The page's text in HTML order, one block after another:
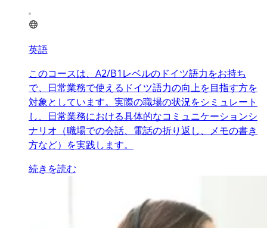
英語
このコースは、A2/B1レベルのドイツ語力をお持ち
で、日常業務で使えるドイツ語力の向上を目指す方を
対象としています。実際の職場の状況をシミュレート
し、日常業務における具体的なコミュニケーションシ
ナリオ（職場での会話、電話の折り返し、メモの書き
方など）を実践します。
続きを読む